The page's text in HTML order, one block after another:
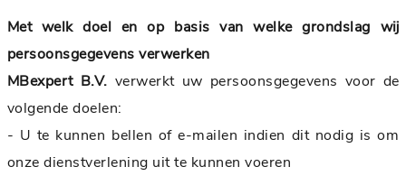
Met welk doel en op basis van welke grondslag wij
persoonsgegevens verwerken
MBexpert B.V. verwerkt uw persoonsgegevens voor de
volgende doelen:
- U te kunnen bellen of e-mailen indien dit nodig is om
onze dienstverlening uit te kunnen voeren